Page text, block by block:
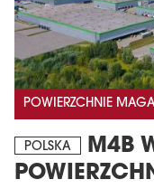
POWIERZCHNIE
POLSKA
M4B